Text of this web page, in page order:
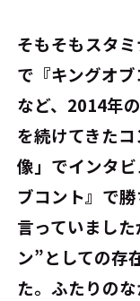
――そもそもス
で『キングオ
など、2014年
を続けてきた
像」でインタ
ブコント』で
言っていまし
ン”としての存
た。ふたりの